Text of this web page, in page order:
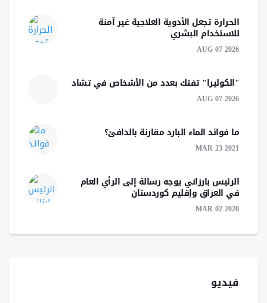
الحرارة تجعل الأدوية العلاجية غير آمنة
للاستخدام البشري
AUG 07 2026
"الكوليرا" تفتك بعدد من الأشخاص في تشاد
AUG 07 2026
ما فوائد الماء البارد مقارنة بالدافئ؟
MAR 23 2021
الرئیس بارزاني يوجه رسالة إلى الرأي العام
في العراق وإقليم كوردستان
MAR 02 2020
فيديو